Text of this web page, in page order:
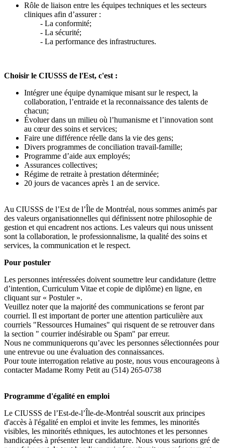
Rôle de liaison entre les équipes techniques et les secteurs
cliniques afin d’assurer :
- La conformité;
- La sécurité;
- La performance des infrastructures.
Choisir le CIUSSS de l'Est, c'est :
Intégrer une équipe dynamique misant sur le respect, la
collaboration, l’entraide et la reconnaissance des talents de
chacun;
Évoluer dans un milieu où l’humanisme et l’innovation sont
au cœur des soins et services;
Faire une différence réelle dans la vie des gens;
Divers programmes de conciliation travail-famille;
Programme d’aide aux employés;
Assurances collectives;
Régime de retraite à prestation déterminée;
20 jours de vacances après 1 an de service.
Au CIUSSS de l’Est de l’Île de Montréal, nous sommes animés par
des valeurs organisationnelles qui définissent notre philosophie de
gestion et qui encadrent nos actions. Les valeurs qui nous unissent
sont la collaboration, le professionnalisme, la qualité des soins et
services, la communication et le respect.
Pour postuler
Les personnes intéressées doivent soumettre leur candidature (lettre
d’intention, Curriculum Vitae et copie de diplôme) en ligne, en
cliquant sur « Postuler ».
Veuillez noter que la majorité des communications se feront par
courriel. Il est important de porter une attention particulière aux
courriels "Ressources Humaines" qui risquent de se retrouver dans
la section " courrier indésirable ou Spam" par erreur.
Nous ne communiquerons qu’avec les personnes sélectionnées pour
une entrevue ou une évaluation des connaissances.
Pour toute interrogation relative au poste, nous vous encourageons à
contacter Madame Romy Petit au (514) 265-0738
Programme d'égalité en emploi
Le CIUSSS de l’Est-de-l’Île-de-Montréal souscrit aux principes
d'accès à l'égalité en emploi et invite les femmes, les minorités
visibles, les minorités ethniques, les autochtones et les personnes
handicapées à présenter leur candidature. Nous vous saurions gré de